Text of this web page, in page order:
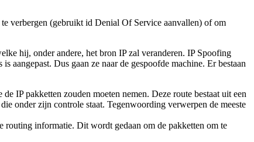
verbergen (gebruikt id Denial Of Service aanvallen) of om
hij, onder andere, het bron IP zal veranderen. IP Spoofing
aangepast. Dus gaan ze naar de gespoofde machine. Er bestaan
IP pakketten zouden moeten nemen. Deze route bestaat uit een
onder zijn controle staat. Tegenwoording verwerpen de meeste
routing informatie. Dit wordt gedaan om de pakketten om te